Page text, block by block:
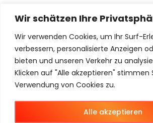
Wir schätzen Ihre
Wir verwenden Cookies, um Ihr Surf-
verbessern, personalisierte Anzeigen
bieten und unseren Verkehr zu
Klicken auf "Alle akzeptieren" stimmen
Verwendung von Cookies zu.
Alle akzeptieren
Impressum
Menu
Magento 2
Magento Agentur
Magento B2B
Magento B2C